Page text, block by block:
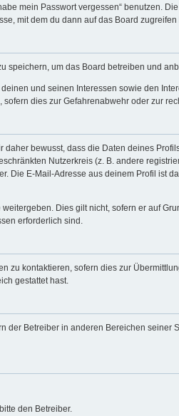
mein Passwort vergessen“ benutzen.
mit dem du dann auf das Board zugreifen
speichern, um das Board betreiben und
und seinen Interessen sowie den
dies zur Gefahrenabwehr oder zur
bewusst, dass die Daten deines
Nutzerkreis (z. B. andere
Die E-Mail-Adresse aus deinem Profil ist
Dies gilt nicht, sofern er auf
erforderlich sind.
zu kontaktieren, sofern dies zur
gestattet hast.
Betreiber in anderen Bereichen
den Betreiber.